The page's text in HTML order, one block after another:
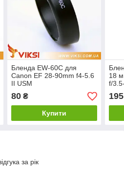
Бленда EW-60C для
Canon EF 28-90mm f4-5.6
II USM
80₴
Купити
18
f/
195
за рік